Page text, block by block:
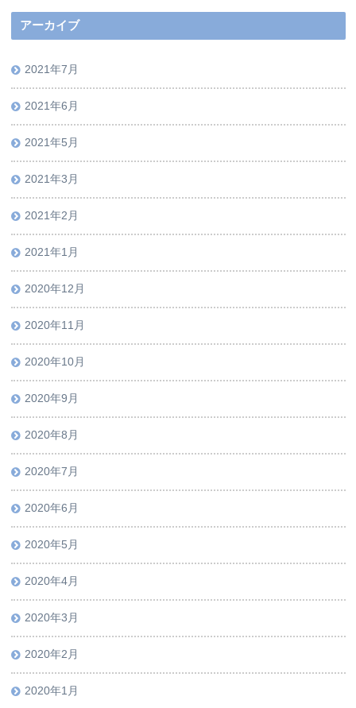
アーカイブ
2021年7月
2021年6月
2021年5月
2021年3月
2021年2月
2021年1月
2020年12月
2020年11月
2020年10月
2020年9月
2020年8月
2020年7月
2020年6月
2020年5月
2020年4月
2020年3月
2020年2月
2020年1月